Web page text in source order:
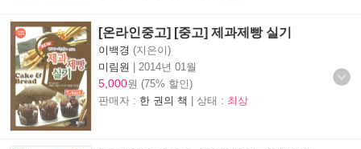
[온라인중고] [중고] 제과제빵 실기
이백경 (지은이)
미림원 | 2014년 01월
5,000원 (75% 할인)
판매자 : 한 권의 책 | 상태 : 최상